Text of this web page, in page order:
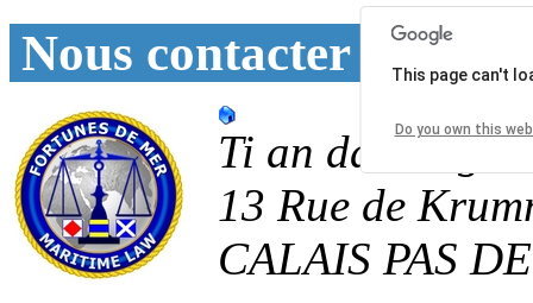
Nous contacter
Ti an
13 Rue de
CALAIS PAS
This page can't
Do you own this